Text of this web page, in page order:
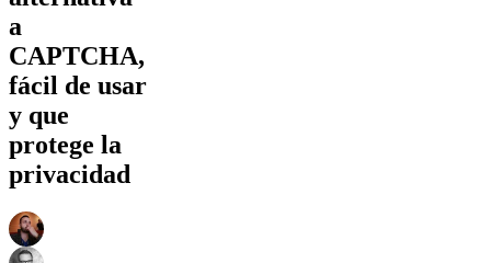
a
CAPTCHA,
fácil de usar
y que
protege la
privacidad